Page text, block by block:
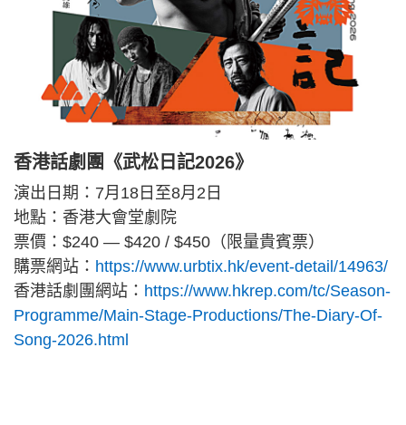
香港話劇團《武松日記2026》
演出日期：7月18日至8月2日
地點：香港大會堂劇院
票價：$240 — $420 / $450（限量貴賓票）
購票網站： https://www.urbtix.hk/event-detail/14963/
香港話劇團網站： https://www.hkrep.com/tc/Season-
Programme/Main-Stage-Productions/The-Diary-Of-
Song-2026.html